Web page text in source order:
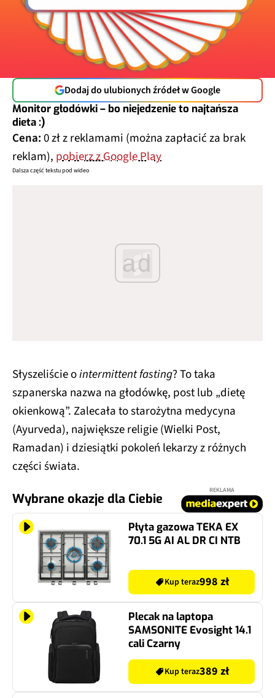
Dodaj do ulubionych źródeł w Google
Monitor głodówki – bo niejedzenie to najtańsza
dieta :)
Cena:0 zł z reklamami (można zapłacić za brak
reklam), pobierz z Google Play
Dalsza część tekstu pod wideo
ad
Słyszeliście ointermittent fasting? To taka
szpanerska nazwa na głodówkę, post lub „dietę
okienkową”. Zalecała to starożytna medycyna
(Ayurveda), największe religie (Wielki Post,
Ramadan) i dziesiątki pokoleń lekarzy z różnych
części świata.
Wybrane okazje dla Ciebie
REKLAMA
Płyta gazowa TEKA EX
70.1 5G AI AL DR CI NTB
Kup teraz998 zł
Plecak na laptopa
SAMSONITE Evosight 14.1
cali Czarny
Kup teraz389 zł